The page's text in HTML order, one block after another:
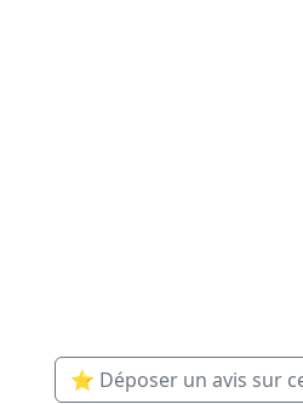
⭐ Déposer un avis sur